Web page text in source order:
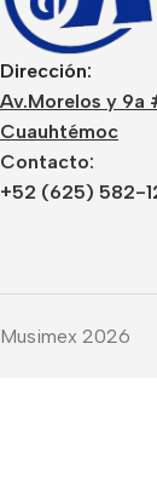
Dirección:
Av.Morelos y 9a
Cuauhtémoc
Contacto:
+52 (625) 582-
Musimex 2026